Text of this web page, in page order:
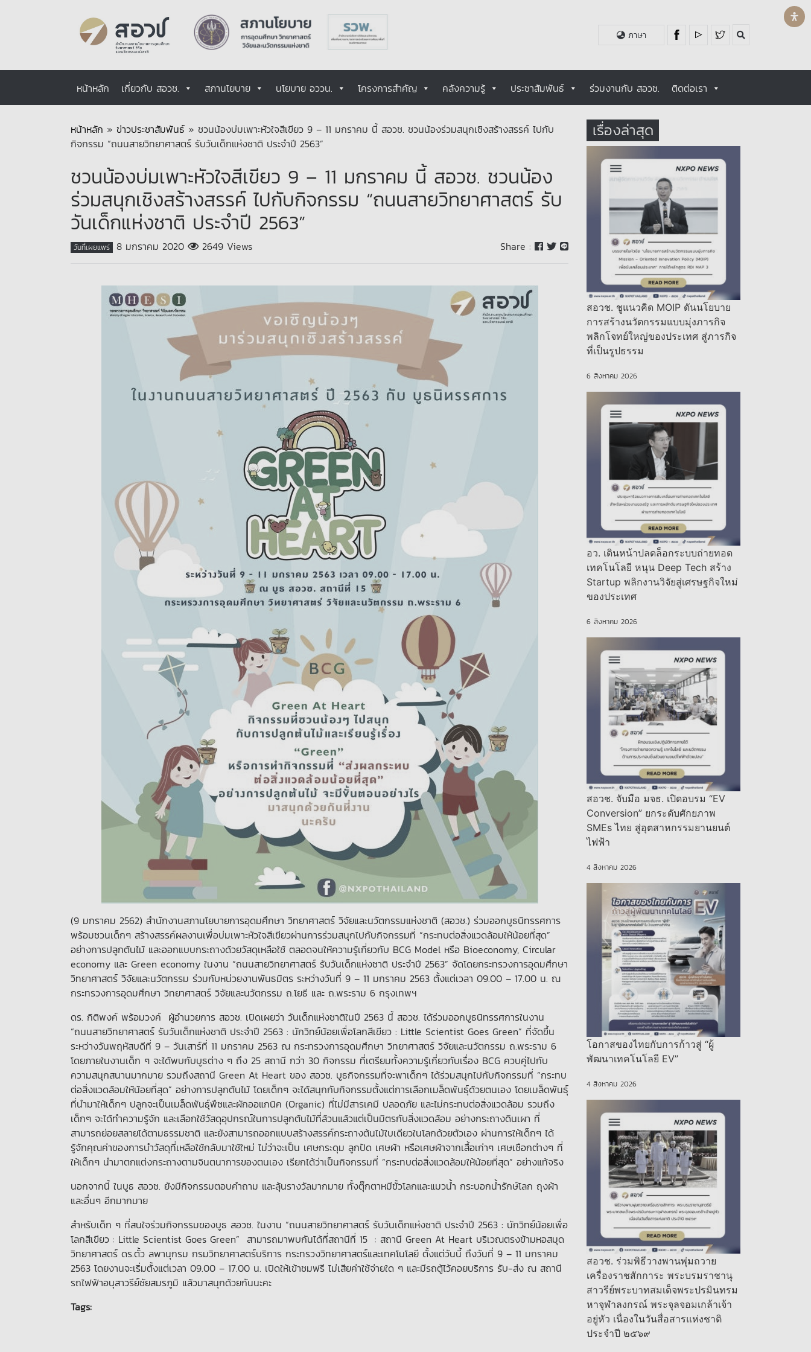
ภาษา
หน้าหลัก เกี่ยวกับ สอวช. สภานโยบาย นโยบาย อววน. โครงการสำคัญ คลังความรู้ ประชาสัมพันธ์ ร่วมงานกับ สอวช. ติดต่อเรา
หน้าหลัก » ข่าวประชาสัมพันธ์ » ชวนน้องบ่มเพาะหัวใจสีเขียว 9 – 11 มกราคม นี้ สอวช. ชวนน้องร่วมสนุกเชิงสร้างสรรค์ ไปกับ
กิจกรรม “ถนนสายวิทยาศาสตร์ รับวันเด็กแห่งชาติ ประจำปี 2563”
ชวนน้องบ่มเพาะหัวใจสีเขียว 9 – 11 มกราคม นี้ สอวช. ชวนน้อง
ร่วมสนุกเชิงสร้างสรรค์ ไปกับกิจกรรม “ถนนสายวิทยาศาสตร์ รับ
วันเด็กแห่งชาติ ประจำปี 2563”
วันที่เผยแพร่ 8 มกราคม 2020 2649 Views Share :
(9 มกราคม 2562) สำนักงานสภานโยบายการอุดมศึกษา วิทยาศาสตร์ วิจัยและนวัตกรรมแห่งชาติ (สอวช.) ร่วมออกบูธนิทรรศการ
พร้อมชวนเด็กๆ สร้างสรรค์ผลงานเพื่อบ่มเพาะหัวใจสีเขียวผ่านการร่วมสนุกไปกับกิจกรรมที่ “กระทบต่อสิ่งแวดล้อมให้น้อยที่สุด”
อย่างการปลูกต้นไม้ และออกแบบกระถางด้วยวัสดุเหลือใช้ ตลอดจนให้ความรู้เกี่ยวกับ BCG Model หรือ Bioeconomy, Circular
economy และ Green economy ในงาน “ถนนสายวิทยาศาสตร์ รับวันเด็กแห่งชาติ ประจำปี 2563” จัดโดยกระทรวงการอุดมศึกษา
วิทยาศาสตร์ วิจัยและนวัตกรรม ร่วมกับหน่วยงานพันธมิตร ระหว่างวันที่ 9 – 11 มกราคม 2563 ตั้งแต่เวลา 09.00 – 17.00 น. ณ
กระทรวงการอุดมศึกษา วิทยาศาสตร์ วิจัยและนวัตกรรม ถ.โยธี และ ถ.พระราม 6 กรุงเทพฯ
ดร. กิติพงค์ พร้อมวงค์ ผู้อำนวยการ สอวช. เปิดเผยว่า วันเด็กแห่งชาติในปี 2563 นี้ สอวช. ได้ร่วมออกบูธนิทรรศการในงาน
“ถนนสายวิทยาศาสตร์ รับวันเด็กแห่งชาติ ประจำปี 2563 : นักวิทย์น้อยเพื่อโลกสีเขียว : Little Scientist Goes Green” ที่จัดขึ้น
ระหว่างวันพฤหัสบดีที่ 9 – วันเสาร์ที่ 11 มกราคม 2563 ณ กระทรวงการอุดมศึกษา วิทยาศาสตร์ วิจัยและนวัตกรรม ถ.พระราม 6
โดยภายในงานเด็ก ๆ จะได้พบกับบูธต่าง ๆ ถึง 25 สถานี กว่า 30 กิจกรรม ที่เตรียมทั้งความรู้เกี่ยวกับเรื่อง BCG ควบคู่ไปกับ
ความสนุกสนานมากมาย รวมถึงสถานี Green At Heart ของ สอวช. บูธกิจกรรมที่จะพาเด็กๆ ได้ร่วมสนุกไปกับกิจกรรมที่ “กระทบ
ต่อสิ่งแวดล้อมให้น้อยที่สุด” อย่างการปลูกต้นไม้ โดยเด็กๆ จะได้สนุกกับกิจกรรมตั้งแต่การเลือกเมล็ดพันธุ์ด้วยตนเอง โดยเมล็ดพันธุ์
ที่นำมาให้เด็กๆ ปลูกจะเป็นเมล็ดพันธุ์พืชและผักออแกนิค (Organic) ที่ไม่มีสารเคมี ปลอดภัย และไม่กระทบต่อสิ่งแวดล้อม รวมถึง
เด็กๆ จะได้ทำความรู้จัก และเลือกใช้วัสดุอุปกรณ์ในการปลูกต้นไม้ที่ล้วนแล้วแต่เป็นมิตรกับสิ่งแวดล้อม อย่างกระถางดินเผา ที่
สามารถย่อยสลายได้ตามธรรมชาติ และยังสามารถออกแบบสร้างสรรค์กระถางต้นไม้ใบเดียวในโลกด้วยตัวเอง ผ่านการให้เด็กๆ ได้
รู้จักคุณค่าของการนำวัสดุที่เหลือใช้กลับมาใช้ใหม่ ไม่ว่าจะเป็น เศษกระดุม ลูกปัด เศษผ้า หรือเศษผ้าจากเสื้อเก่าๆ เศษเชือกต่างๆ ที่
ให้เด็กๆ นำมาตกแต่งกระถางตามจินตนาการของตนเอง เรียกได้ว่าเป็นกิจกรรมที่ “กระทบต่อสิ่งแวดล้อมให้น้อยที่สุด” อย่างแท้จริง
นอกจากนี้ ในบูธ สอวช. ยังมีกิจกรรมตอบคำถาม และลุ้นรางวัลมากมาย ทั้งตุ๊กตาหมีขั้วโลกและแมวน้ำ กระบอกน้ำรักษ์โลก ถุงผ้า
และอื่นๆ อีกมากมาย
สำหรับเด็ก ๆ ที่สนใจร่วมกิจกรรมของบูธ สอวช. ในงาน “ถนนสายวิทยาศาสตร์ รับวันเด็กแห่งชาติ ประจำปี 2563 : นักวิทย์น้อยเพื่อ
โลกสีเขียว : Little Scientist Goes Green” สามารถมาพบกันได้ที่สถานีที่ 15 : สถานี Green At Heart บริเวณตรงข้ามหอสมุด
วิทยาศาสตร์ ดร.ตั้ว ลพานุกรม กรมวิทยาศาสตร์บริการ กระทรวงวิทยาศาสตร์และเทคโนโลยี ตั้งแต่วันนี้ ถึงวันที่ 9 – 11 มกราคม
2563 โดยงานจะเริ่มตั้งแต่เวลา 09.00 – 17.00 น. เปิดให้เข้าชมฟรี ไม่เสียค่าใช้จ่ายใด ๆ และมีรถตู้ไว้คอยบริการ รับ-ส่ง ณ สถานี
รถไฟฟ้าอนุสาวรีย์ชัยสมรภูมิ แล้วมาสนุกด้วยกันนะคะ
Tags:
เรื่องล่าสุด
สอวช. ชูแนวคิด MOIP ดันนโยบาย
การสร้างนวัตกรรมแบบมุ่งภารกิจ
พลิกโจทย์ใหญ่ของประเทศ สู่ภารกิจ
ที่เป็นรูปธรรม
6 สิงหาคม 2026
อว. เดินหน้าปลดล็อกระบบถ่ายทอด
เทคโนโลยี หนุน Deep Tech สร้าง
Startup พลิกงานวิจัยสู่เศรษฐกิจใหม่
ของประเทศ
6 สิงหาคม 2026
สอวช. จับมือ มจธ. เปิดอบรม “EV
Conversion” ยกระดับศักยภาพ
SMEs ไทย สู่อุตสาหกรรมยานยนต์
ไฟฟ้า
4 สิงหาคม 2026
โอกาสของไทยกับการก้าวสู่ “ผู้
พัฒนาเทคโนโลยี EV”
4 สิงหาคม 2026
สอวช. ร่วมพิธีวางพานพุ่มถวาย
เครื่องราชสักการะ พระบรมราชานุ
สาวรีย์พระบาทสมเด็จพระปรมินทรม
หาจุฬาลงกรณ์ พระจุลจอมเกล้าเจ้า
อยู่หัว เนื่องในวันสื่อสารแห่งชาติ
ประจำปี ๒๕๖๙